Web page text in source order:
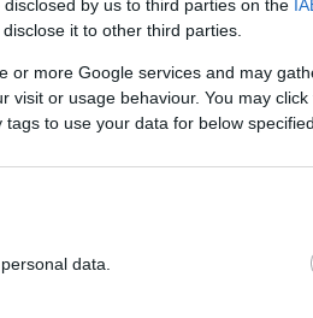
by us to third parties on the
it to other third parties.
or more Google services and may
visit or usage behaviour. You may
to use your data for below
data.
για Ν.Ανδρουλάκη που
με το γαρύφαλλο: «Το
άμεσες επιπτώσεις»